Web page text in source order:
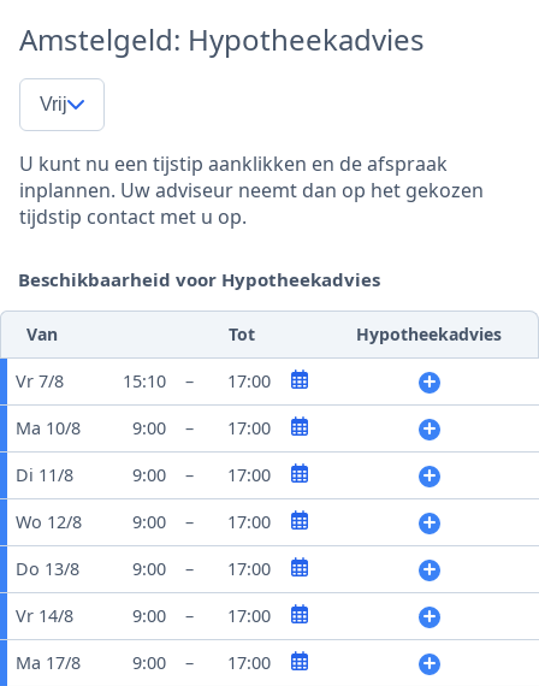
Amstelgeld: Hypotheekadvies
Vrij
U kunt nu een tijstip aanklikken en de afspraak
inplannen. Uw adviseur neemt dan op het gekozen
tijdstip contact met u op.
Beschikbaarheid voor Hypotheekadvies
Van Tot Hypotheekadvies
Vr 7/8 15:10 – 17:00
Ma 10/8 9:00 – 17:00
Di 11/8 9:00 – 17:00
Wo 12/8 9:00 – 17:00
Do 13/8 9:00 – 17:00
Vr 14/8 9:00 – 17:00
Ma 17/8 9:00 – 17:00